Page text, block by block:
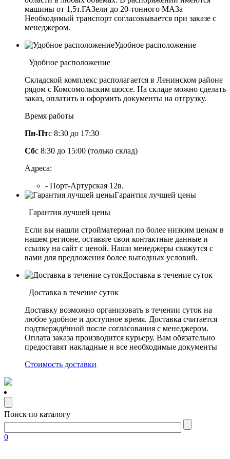
машины от 1,5т.ГАЗели до 20-тонного МАЗа
Необходимый транспорт согласовывается при заказе с
менеджером.
Удобное расположение
Удобное расположение
Складской комплекс располагается в Ленинском районе
рядом с Комсомольским шоссе. На складе можно сделать
заказ, оплатить и оформить документы на отгрузку.
Время работы
Пн-Птс 8:30 до 17:30
Сбс 8:30 до 15:00 (только склад)
Адреса:
- Порт-Артурская 12в.
Гарантия лучшей цены
Гарантия лучшей цены
Если вы нашли стройматериал по более низким ценам в
нашем регионе, оставьте свои контактные данные и
ссылку на сайт с ценой. Наши менеджеры свяжутся с
вами для предложения более выгодных условий.
Доставка в течение суток
Доставка в течение суток
Доставку возможно организовать в течении суток на
любое удобное и доступное время. Доставка считается
подтверждённой после согласования с менеджером.
Оплата заказа производится курьеру. Вам обязательно
предоставят накладные и все необходимые документы
Стоимость доставки
Поиск по каталогу
0